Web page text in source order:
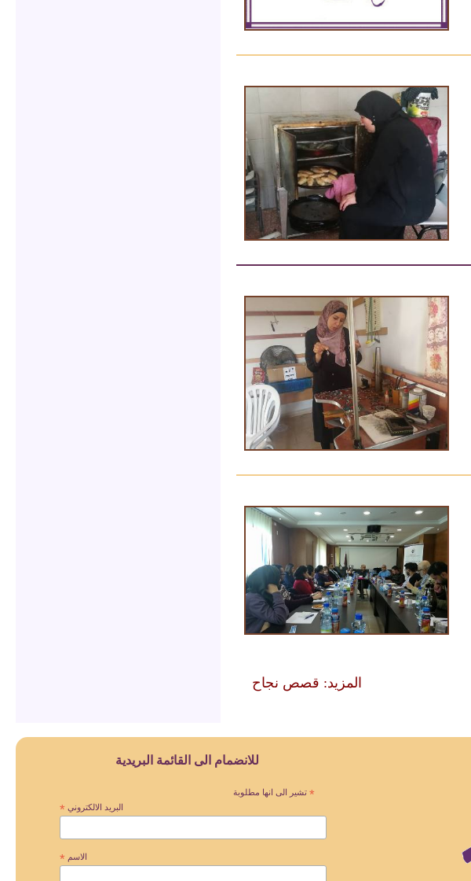
المزيد: قصص نجاح
للانضمام الى القائمة البريدية
*تشير الى انها مطلوبة
البريد الالكتروني *
الاسم *